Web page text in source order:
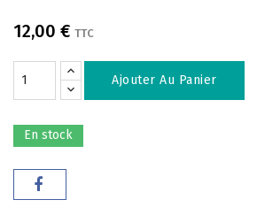
12,00 € TTC
Ajouter Au Panier
En stock